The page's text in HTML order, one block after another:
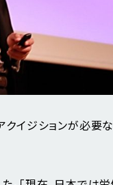
クイジションが必要